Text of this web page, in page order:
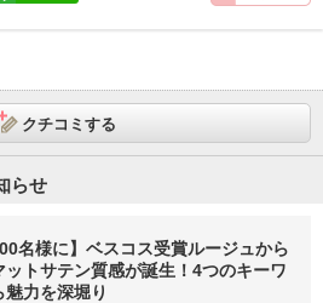
クチコミする
らせ
名様に】ベスコス受賞ルージュから
ットサテン質感が誕生！4つのキーワ
魅力を深堀り